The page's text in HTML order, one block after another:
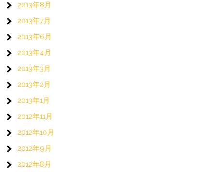
2013年8月
2013年7月
2013年6月
2013年4月
2013年3月
2013年2月
2013年1月
2012年11月
2012年10月
2012年9月
2012年8月